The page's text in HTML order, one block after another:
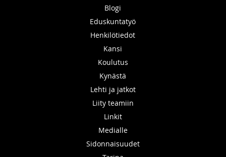
Blogi
Eduskuntatyö
Henkilötiedot
Kansi
Koulutus
Kynästä
Lehti ja jatkot
Liity teamiin
Linkit
Medialle
Sidonnaisuudet